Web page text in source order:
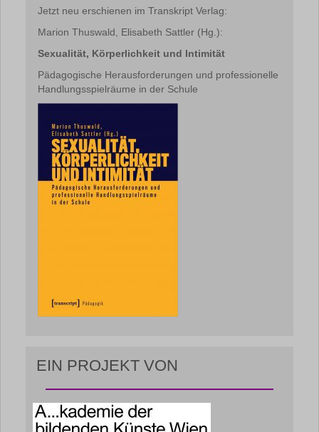
Jetzt neu erschienen im Transkript Verlag:
Marion Thuswald, Elisabeth Sattler (Hg.):
Sexualität, Körperlichkeit und Intimität
Pädagogische Herausforderungen und professionelle
Handlungsspielräume in der Schule
EIN PROJEKT VON